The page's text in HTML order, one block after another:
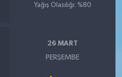
Yağış Olasılığı: %80
26 MART
PERŞEMBE